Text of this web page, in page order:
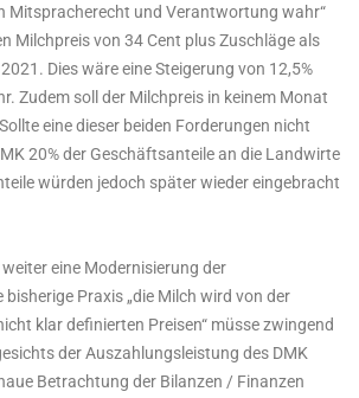
Mitspracherecht und Verantwortung wahr“
Milchpreis von 34 Cent plus Zuschläge als
Dies wäre eine Steigerung von 12,5%
Zudem soll der Milchpreis in keinem Monat
eine dieser beiden Forderungen nicht
20% der Geschäftsanteile an die Landwirte
würden jedoch später wieder eingebracht
eine Modernisierung der
bisherige Praxis „die Milch wird von der
klar definierten Preisen“ müsse zwingend
der Auszahlungsleistung des DMK
Betrachtung der Bilanzen / Finanzen